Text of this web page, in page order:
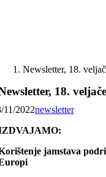
Newsletter, 18.
18.
11/2022newsletter
jamstava